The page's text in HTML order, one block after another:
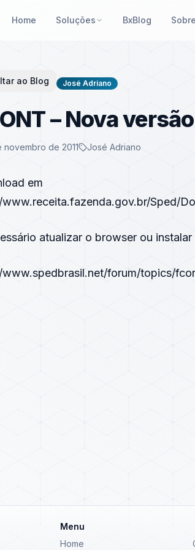
Home Soluções BxBlog Sobre
ao Blog José Adriano
– Nova
novembro de 2011 José Adriano
em
Sped/
atualizar o browser ou
forum/topics/
Menu
Home